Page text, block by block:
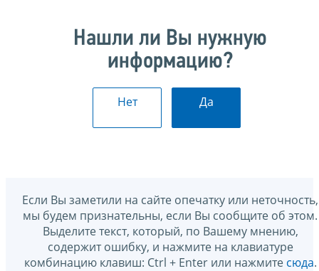
Нашли ли Вы нужную
информацию?
Нет Да
Если Вы заметили на сайте опечатку или неточность,
мы будем признательны, если Вы сообщите об этом.
Выделите текст, который, по Вашему мнению,
содержит ошибку, и нажмите на клавиатуре
комбинацию клавиш: Ctrl + Enter или нажмите сюда.